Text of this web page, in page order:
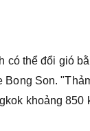
thể đổi gió
Son.
khoảng 850